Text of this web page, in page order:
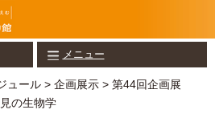
メニュー
ュール > 企画展示 > 第44回企画展
の生物学